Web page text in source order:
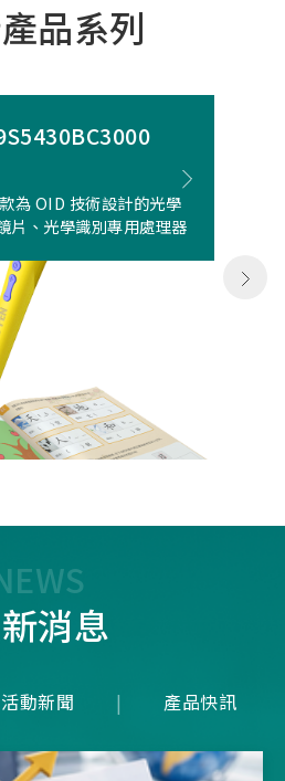
品系列
為 OID 技術設計的光學
片、光學識別專用處理器
消息
活動新聞 | 產品快訊